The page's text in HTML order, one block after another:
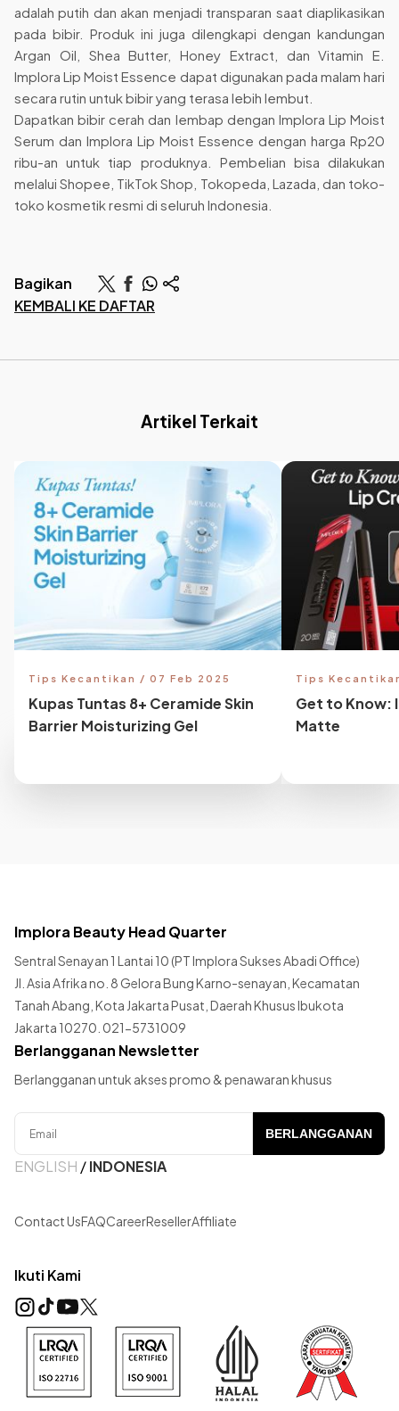
adalah putih dan akan menjadi transparan saat diaplikasikan
pada bibir. Produk ini juga dilengkapi dengan kandungan
Argan Oil, Shea Butter, Honey Extract, dan Vitamin E.
Implora Lip Moist Essence dapat digunakan pada malam hari
secara rutin untuk bibir yang terasa lebih lembut.
Dapatkan bibir cerah dan lembap dengan Implora Lip Moist
Serum dan Implora Lip Moist Essence dengan harga Rp20
ribu-an untuk tiap produknya. Pembelian bisa dilakukan
melalui Shopee, TikTok Shop, Tokopeda, Lazada, dan toko-
toko kosmetik resmi di seluruh Indonesia.
KEMBALI KE DAFTAR
Bagikan
Artikel Terkait
Tips Kecantikan / 07 Feb 2025
Kupas Tuntas 8+ Ceramide Skin
Barrier Moisturizing Gel
Tips
Get to Know:
Matte
Implora Beauty Head Quarter
Sentral Senayan 1 Lantai 10 (PT Implora Sukses Abadi Office)
Jl. Asia Afrika no. 8 Gelora Bung Karno-senayan, Kecamatan
Tanah Abang, Kota Jakarta Pusat, Daerah Khusus Ibukota
Jakarta 10270. 021-5731009
Berlangganan Newsletter
Berlangganan untuk akses promo & penawaran khusus
BERLANGGANAN
ENGLISH /INDONESIA
Contact UsFAQCareerResellerAffiliate
Ikuti Kami